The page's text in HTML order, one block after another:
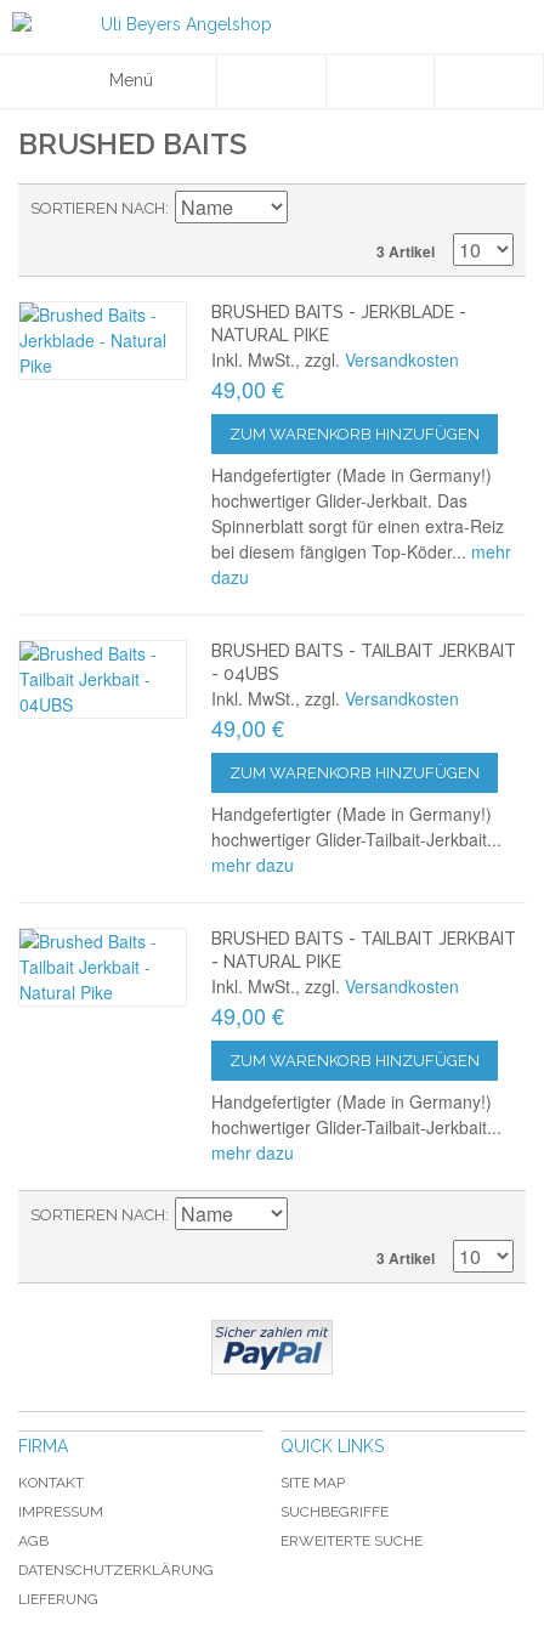
Menü
BRUSHED BAITS
SORTIEREN NACH
3 Artikel
BRUSHED BAITS - JERKBLADE -
NATURAL PIKE
Inkl. MwSt., zzgl.Versandkosten
49,00 €
ZUM WARENKORB HINZUFÜGEN
Handgefertigter (Made in Germany!)
hochwertiger Glider-Jerkbait. Das
Spinnerblatt sorgt für einen extra-Reiz
bei diesem fängigen Top-Köder... mehr
dazu
BRUSHED BAITS - TAILBAIT JERKBAIT
- 04UBS
Inkl. MwSt., zzgl.Versandkosten
49,00 €
ZUM WARENKORB HINZUFÜGEN
Handgefertigter (Made in Germany!)
hochwertiger Glider-Tailbait-Jerkbait...
mehr dazu
BRUSHED BAITS - TAILBAIT JERKBAIT
- NATURAL PIKE
Inkl. MwSt., zzgl.Versandkosten
49,00 €
ZUM WARENKORB HINZUFÜGEN
Handgefertigter (Made in Germany!)
hochwertiger Glider-Tailbait-Jerkbait...
mehr dazu
SORTIEREN NACH
3 Artikel
FIRMA
KONTAKT
IMPRESSUM
AGB
DATENSCHUTZERKLÄRUNG
LIEFERUNG
QUICK LINKS
SITE MAP
SUCHBEGRIFFE
ERWEITERTE SUCHE